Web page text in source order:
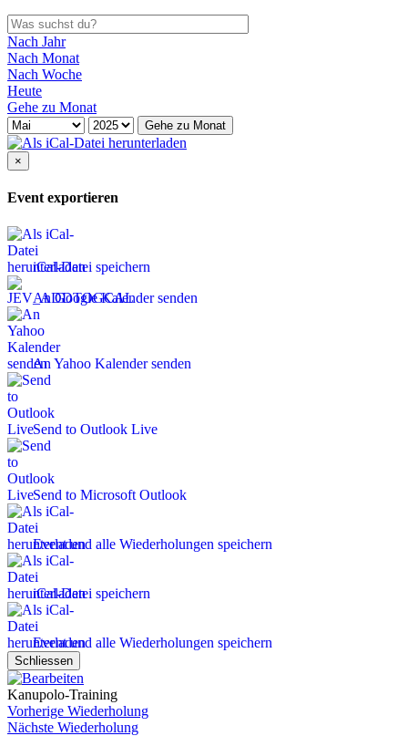
Nach Jahr
Nach Monat
Nach Woche
Heute
Gehe zu Monat
Gehe zu Monat
×
Event exportieren
iCal-Datei speichern
An Google Kalender senden
An Yahoo Kalender senden
Send to Outlook Live
Send to Microsoft Outlook
Event und alle Wiederholungen speichern
iCal-Datei speichern
Event und alle Wiederholungen speichern
Schliessen
Kanupolo-Training
Vorherige Wiederholung
Nächste Wiederholung